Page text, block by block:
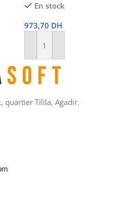
En stock
973,70 DH
Ajouter Au Panier
quartier Tilila, Agadir.